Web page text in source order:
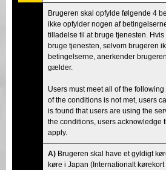
Brugeren skal opfylde følgende 4
ikke opfylder nogen af
tilladelse til at bruge tjenesten.
bruge tjenesten, selvom brugeren
betingelserne, anerkender
gælder.
Users must meet all of the
of the conditions is not met, users
is found that users are using the
the conditions, users acknowledge
apply.
A) Brugeren skal have et gyldigt
køre i Japan (Internationalt